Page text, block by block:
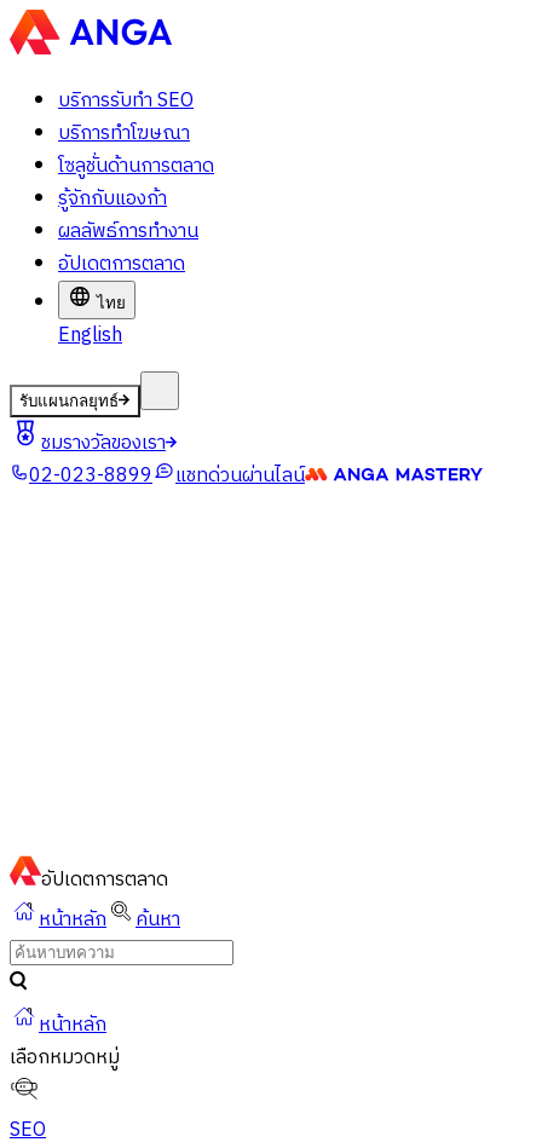
บริการรับทำ SEO
บริการทำโฆษณา
โซลูชั่นด้านการตลาด
รู้จักกับแองก้า
ผลลัพธ์การทำงาน
อัปเดตการตลาด
ไทย
English
รับแผนกลยุทธ์
ชมรางวัลของเรา
02-023-8899
แชทด่วนผ่านไลน์
อัปเดตการตลาด
หน้าหลัก
ค้นหา
หน้าหลัก
เลือกหมวดหมู่
SEO